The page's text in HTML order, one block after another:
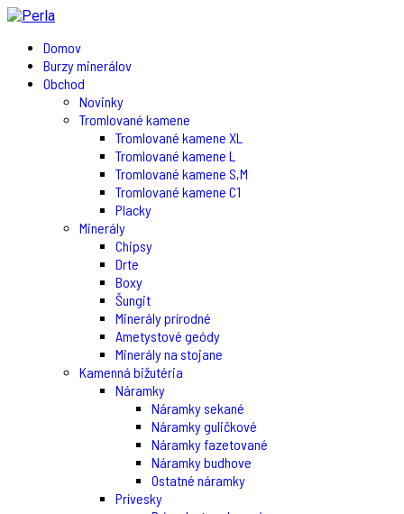
Domov
Burzy minerálov
Obchod
Novinky
Tromlované kamene
Tromlované kamene XL
Tromlované kamene L
Tromlované kamene S,M
Tromlované kamene C1
Placky
Minerály
Chipsy
Drte
Boxy
Šungit
Minerály prírodné
Ametystové geódy
Minerály na stojane
Kamenná bižutéria
Náramky
Náramky sekané
Náramky guličkové
Náramky fazetované
Náramky budhove
Ostatné náramky
Prívesky